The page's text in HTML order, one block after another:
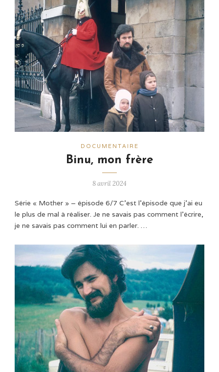
DOCUMENTAIRE
Binu, mon frère
8 avril 2024
Série « Mother » – épisode 6/7 C'est l'épisode que j'ai eu
le plus de mal à réaliser. Je ne savais pas comment l'écrire,
je ne savais pas comment lui en parler. …